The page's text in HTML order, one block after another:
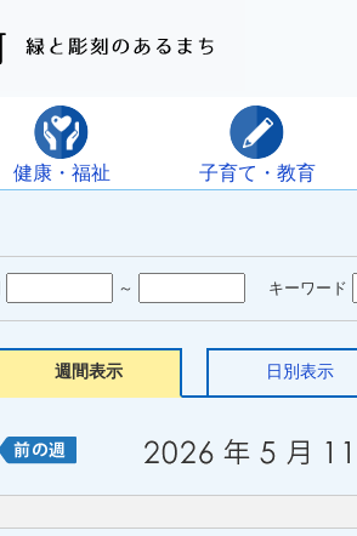
健康・福祉 子育て・教育
～ キーワード
週間表示 日別表示